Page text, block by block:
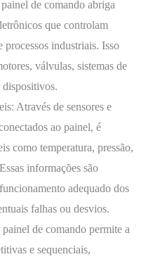
de comando abriga
que controlam
processos industriais. Isso
válvulas, sistemas de
dispositivos.
Através de sensores e
ao painel, é
como temperatura, pressão,
informações são
adequado dos
falhas ou desvios.
de comando permite a
e sequenciais,